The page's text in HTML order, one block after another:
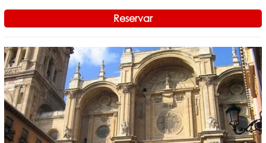
Reservar